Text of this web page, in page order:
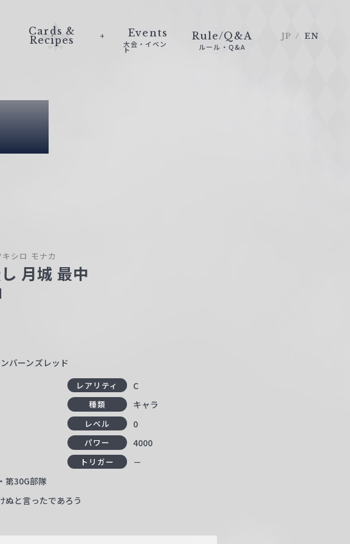
Cards &
Recipes
Events
大会・イベン
ト
Rule/Q&A
ルール・Q&A
JP EN
シロ モナカ
月城 最中
バーンズレッド
レアリティ C
種類 キャラ
レベル 0
パワー 4000
トリガー －
第30G部隊
ぬと言ったであろう